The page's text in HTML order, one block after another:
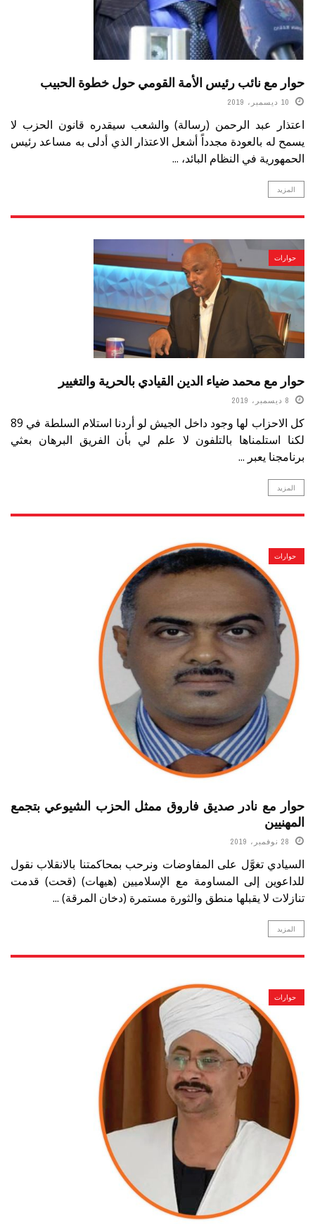
حوار مع نائب رئيس الأمة القومي حول خطوة الحبيب
10 ديسمبر، 2019
اعتذار عبد الرحمن (رسالة) والشعب سيقدره قانون الحزب لا
يسمح له بالعودة مجدداً أشعل الاعتذار الذي أدلى به مساعد رئيس
الحمهورية في النظام البائد، ...
المزيد
حوارات
حوار مع محمد ضياء الدين القيادي بالحرية والتغيير
8 ديسمبر، 2019
كل الاحزاب لها وجود داخل الجيش لو أردنا استلام السلطة في 89
لكنا استلمناها بالتلفون لا علم لي بأن الفريق البرهان بعثي
برنامجنا يعبر ...
المزيد
حوارات
حوار مع نادر صديق فاروق ممثل الحزب الشيوعي بتجمع
المهنيين
28 نوفمبر، 2019
السيادي تغوَّل على المفاوضات ونرحب بمحاكمتنا بالانقلاب نقول
للداعوين إلى المساومة مع الإسلاميين (هيهات) (قحت) قدمت
تنازلات لا يقبلها منطق والثورة مستمرة (دخان المرقة) ...
المزيد
حوارات